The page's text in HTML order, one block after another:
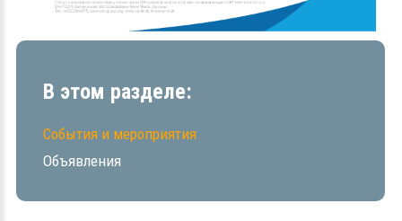
В этом разделе:
События и мероприятия
Объявления